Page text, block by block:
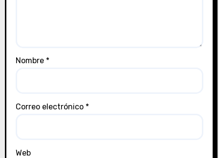
Nombre *
Correo electrónico *
Web